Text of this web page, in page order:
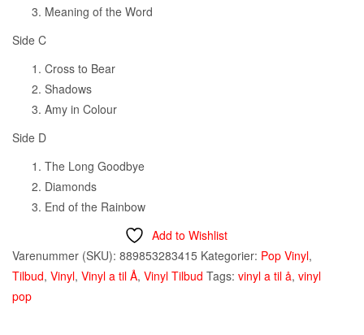
Meaning of the Word
Side C
Cross to Bear
Shadows
Amy in Colour
Side D
The Long Goodbye
Diamonds
End of the Rainbow
Add to Wishlist
Varenummer (SKU): 889853283415 Kategorier: Pop Vinyl,
Tilbud, Vinyl, Vinyl a til Å, Vinyl Tilbud Tags: vinyl a til å, vinyl
pop